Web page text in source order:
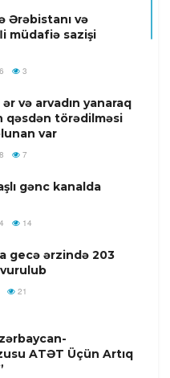
Ərəbistanı və
müdafiə sazişi
3
və arvadın yanaraq
qəsdən törədilməsi
var
7
gənc kanalda
14
gecə ərzində 203
21
ATƏT Üçün Artıq